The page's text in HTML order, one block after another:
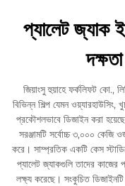
প্যালেট জ্যাক
জিয়াংসু হুয়াহে ফর্কলিফট কো.,
বিভিন্ন শিল্প যেমন ওয়্যারহাউসিং,
প্রকৌশলভাবে ডিজাইন করা
সরঞ্জামটি সর্বোচ্চ ৩,০০০ কেজি
করে। সাম্প্রতিক একটি কেস
প্যালেট জ্যাকগুলি তাদের
লক্ষ্য করেছে। সংকুচিত